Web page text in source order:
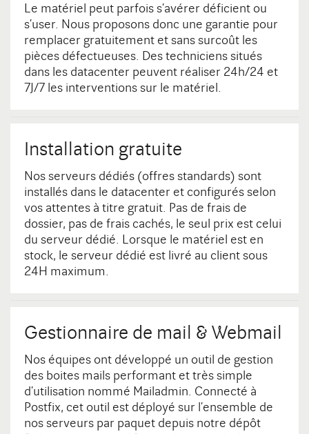
Le matériel peut parfois s’avérer déficient ou
s’user. Nous proposons donc une garantie pour
remplacer gratuitement et sans surcoût les
pièces défectueuses. Des techniciens situés
dans les datacenter peuvent réaliser 24h/24 et
7J/7 les interventions sur le matériel.
Installation gratuite
Nos serveurs dédiés (offres standards) sont
installés dans le datacenter et configurés selon
vos attentes à titre gratuit. Pas de frais de
dossier, pas de frais cachés, le seul prix est celui
du serveur dédié. Lorsque le matériel est en
stock, le serveur dédié est livré au client sous
24H maximum.
Gestionnaire de mail & Webmail
Nos équipes ont développé un outil de gestion
des boites mails performant et très simple
d’utilisation nommé Mailadmin. Connecté à
Postfix, cet outil est déployé sur l’ensemble de
nos serveurs par paquet depuis notre dépôt